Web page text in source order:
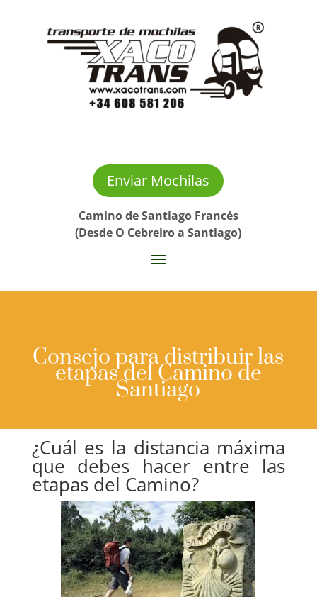
Enviar Mochilas
Camino de Santiago Francés
(Desde O Cebreiro a Santiago)
Consejo para distribuir las
etapas del Camino de
Santiago
¿Cuál es la distancia máxima
que debes hacer entre las
etapas del Camino?